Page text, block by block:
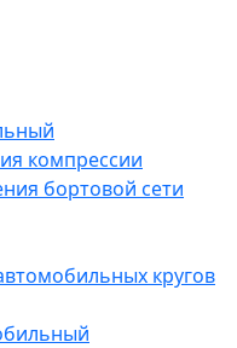
компрессии
бортовой сети
кругов